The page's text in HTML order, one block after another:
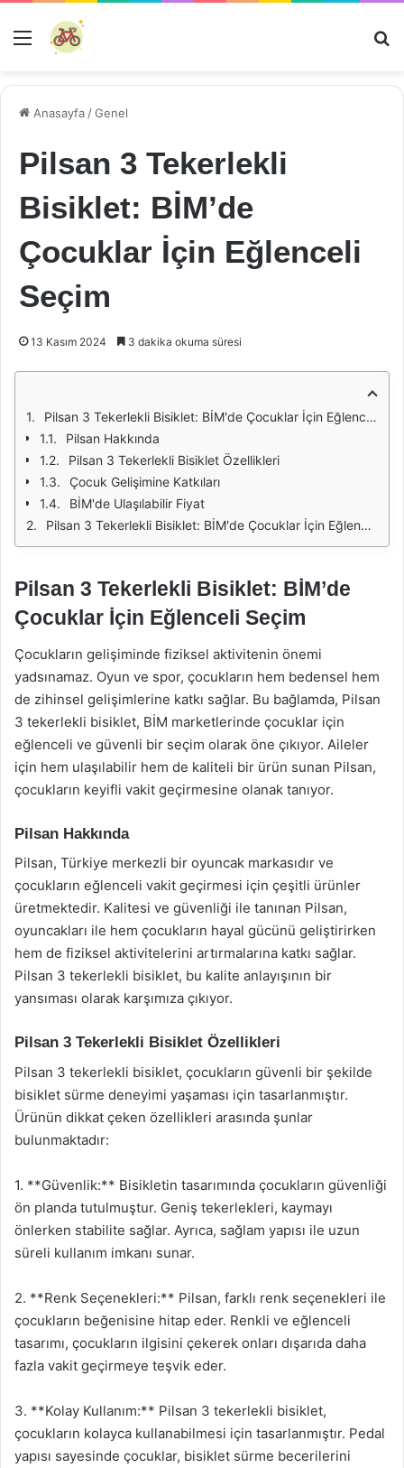
Menü
Anasayfa /Genel
Pilsan 3 Tekerlekli
Bisiklet: BİM’de
Çocuklar İçin Eğlenceli
Seçim
13 Kasım 2024 3 dakika okuma süresi
Pilsan 3 Tekerlekli Bisiklet: BİM'de Çocuklar İçin Eğlenceli Seçim
Pilsan Hakkında
Pilsan 3 Tekerlekli Bisiklet Özellikleri
Çocuk Gelişimine Katkıları
BİM'de Ulaşılabilir Fiyat
Pilsan 3 Tekerlekli Bisiklet: BİM'de Çocuklar İçin Eğlenceli Seçim
Pilsan 3 Tekerlekli Bisiklet: BİM’de
Çocuklar İçin Eğlenceli Seçim
Çocukların gelişiminde fiziksel aktivitenin önemi
yadsınamaz. Oyun ve spor, çocukların hem bedensel hem
de zihinsel gelişimlerine katkı sağlar. Bu bağlamda, Pilsan
3 tekerlekli bisiklet, BİM marketlerinde çocuklar için
eğlenceli ve güvenli bir seçim olarak öne çıkıyor. Aileler
için hem ulaşılabilir hem de kaliteli bir ürün sunan Pilsan,
çocukların keyifli vakit geçirmesine olanak tanıyor.
Pilsan Hakkında
Pilsan, Türkiye merkezli bir oyuncak markasıdır ve
çocukların eğlenceli vakit geçirmesi için çeşitli ürünler
üretmektedir. Kalitesi ve güvenliği ile tanınan Pilsan,
oyuncakları ile hem çocukların hayal gücünü geliştirirken
hem de fiziksel aktivitelerini artırmalarına katkı sağlar.
Pilsan 3 tekerlekli bisiklet, bu kalite anlayışının bir
yansıması olarak karşımıza çıkıyor.
Pilsan 3 Tekerlekli Bisiklet Özellikleri
Pilsan 3 tekerlekli bisiklet, çocukların güvenli bir şekilde
bisiklet sürme deneyimi yaşaması için tasarlanmıştır.
Ürünün dikkat çeken özellikleri arasında şunlar
bulunmaktadır:
1. **Güvenlik:** Bisikletin tasarımında çocukların güvenliği
ön planda tutulmuştur. Geniş tekerlekleri, kaymayı
önlerken stabilite sağlar. Ayrıca, sağlam yapısı ile uzun
süreli kullanım imkanı sunar.
2. **Renk Seçenekleri:** Pilsan, farklı renk seçenekleri ile
çocukların beğenisine hitap eder. Renkli ve eğlenceli
tasarımı, çocukların ilgisini çekerek onları dışarıda daha
fazla vakit geçirmeye teşvik eder.
3. **Kolay Kullanım:** Pilsan 3 tekerlekli bisiklet,
çocukların kolayca kullanabilmesi için tasarlanmıştır. Pedal
yapısı sayesinde çocuklar, bisiklet sürme becerilerini